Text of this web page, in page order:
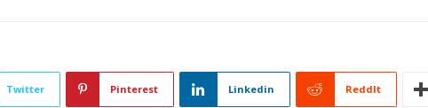
Twitter Pinterest Linkedin ReddIt